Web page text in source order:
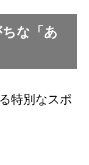
な「あ
特別なスポ